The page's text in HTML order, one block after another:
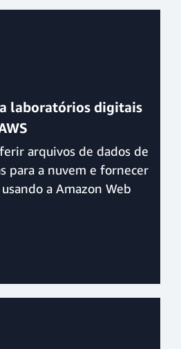
laboratórios digitais
arquivos de dados de
para a nuvem e fornecer
a Amazon Web